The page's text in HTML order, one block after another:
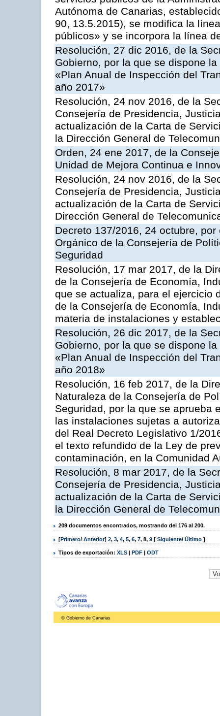
Autónoma de Canarias,
90, 13.5.2015), se modifica la
públicos» y se incorpora la línea
Resolución, 27 dic 2016, de la
Gobierno, por la que se dispone
«Plan Anual de Inspección del
año 2017»
Resolución, 24 nov 2016, de la
Consejería de Presidencia,
actualización de la Carta de
la Dirección General de
Orden, 24 ene 2017, de la
Unidad de Mejora Continua e
Resolución, 24 nov 2016, de la
Consejería de Presidencia,
actualización de la Carta de
Dirección General de
Decreto 137/2016, 24 octubre,
Orgánico de la Consejería de
Seguridad
Resolución, 17 mar 2017, de la
de la Consejería de Economía,
que se actualiza, para el ejercicio
de la Consejería de Economía,
materia de instalaciones y
Resolución, 26 dic 2017, de la
Gobierno, por la que se dispone
«Plan Anual de Inspección del
año 2018»
Resolución, 16 feb 2017, de la
Naturaleza de la Consejería de
Seguridad, por la que se aprueba
las instalaciones sujetas a
del Real Decreto Legislativo 1/
el texto refundido de la Ley de
contaminación, en la Comunidad
Resolución, 8 mar 2017, de la
Consejería de Presidencia,
actualización de la Carta de
la Dirección General de
209 documentos encontrados, mostrando del 176 al 200.
[Primero/ Anterior] 2, 3, 4, 5, 6, 7, 8, 9 [ Siguiente/ Último ]
Tipos de exportación: XLS | PDF | ODT
© Gobierno de Canarias